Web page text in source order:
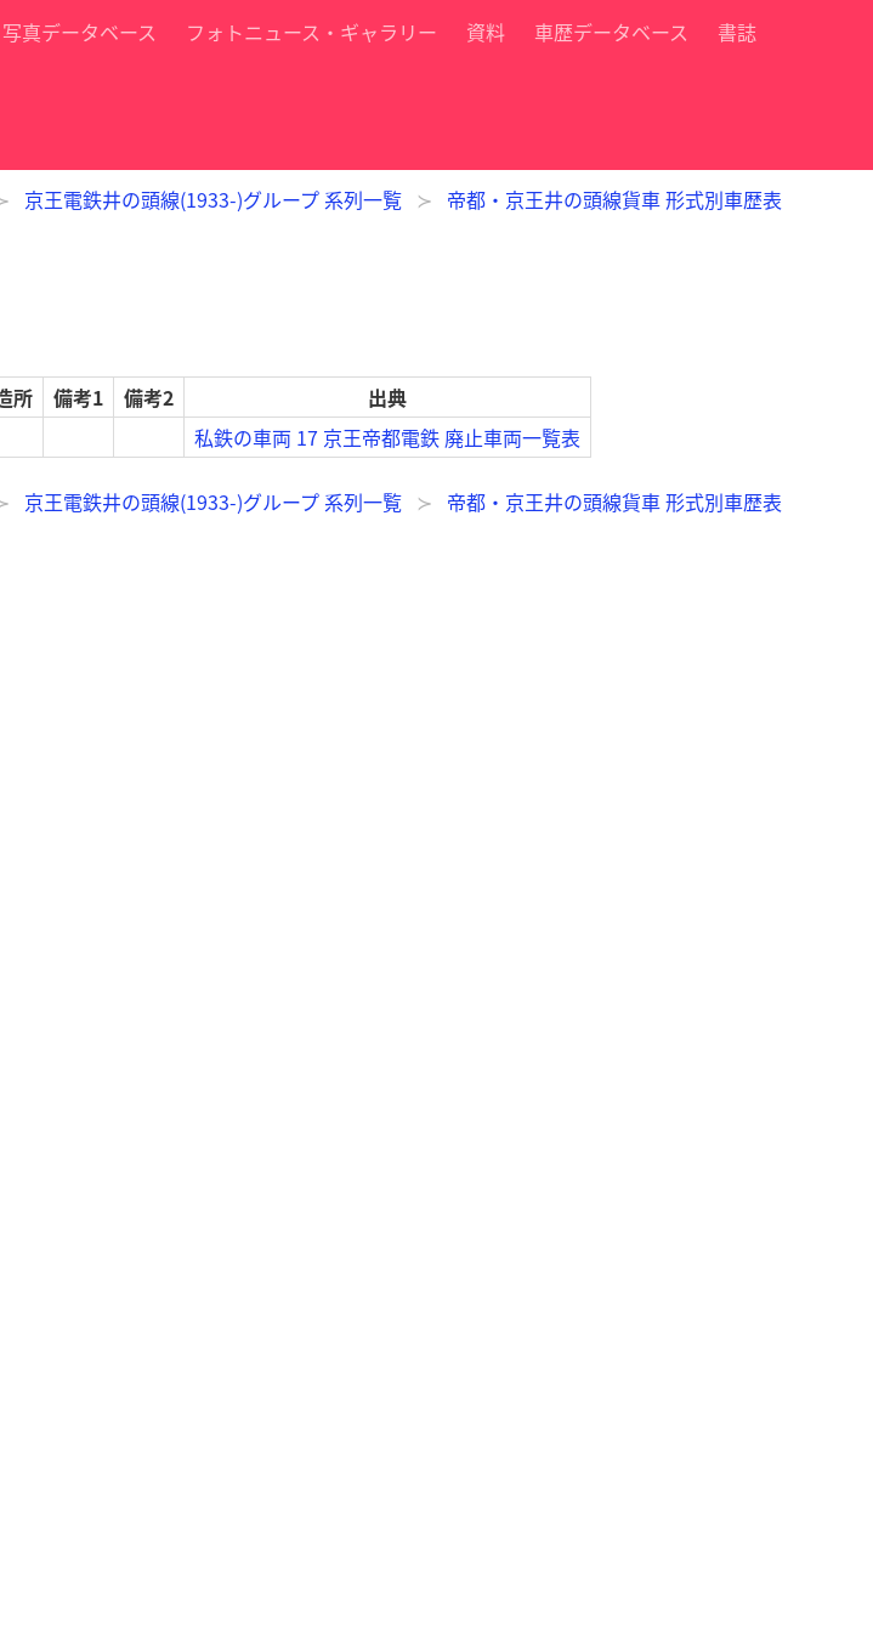
写真データベース フォトニュース・ギャラリー 資料 車歴データベース 書誌
京王電鉄井の頭線(1933-)グループ 系列一覧
帝都・京王井の頭線貨車 形式別車歴表
所 備考1 備考2
出典
私鉄の車両 17 京王帝都電鉄 廃止車両一覧表
京王電鉄井の頭線(1933-)グループ 系列一覧
帝都・京王井の頭線貨車 形式別車歴表